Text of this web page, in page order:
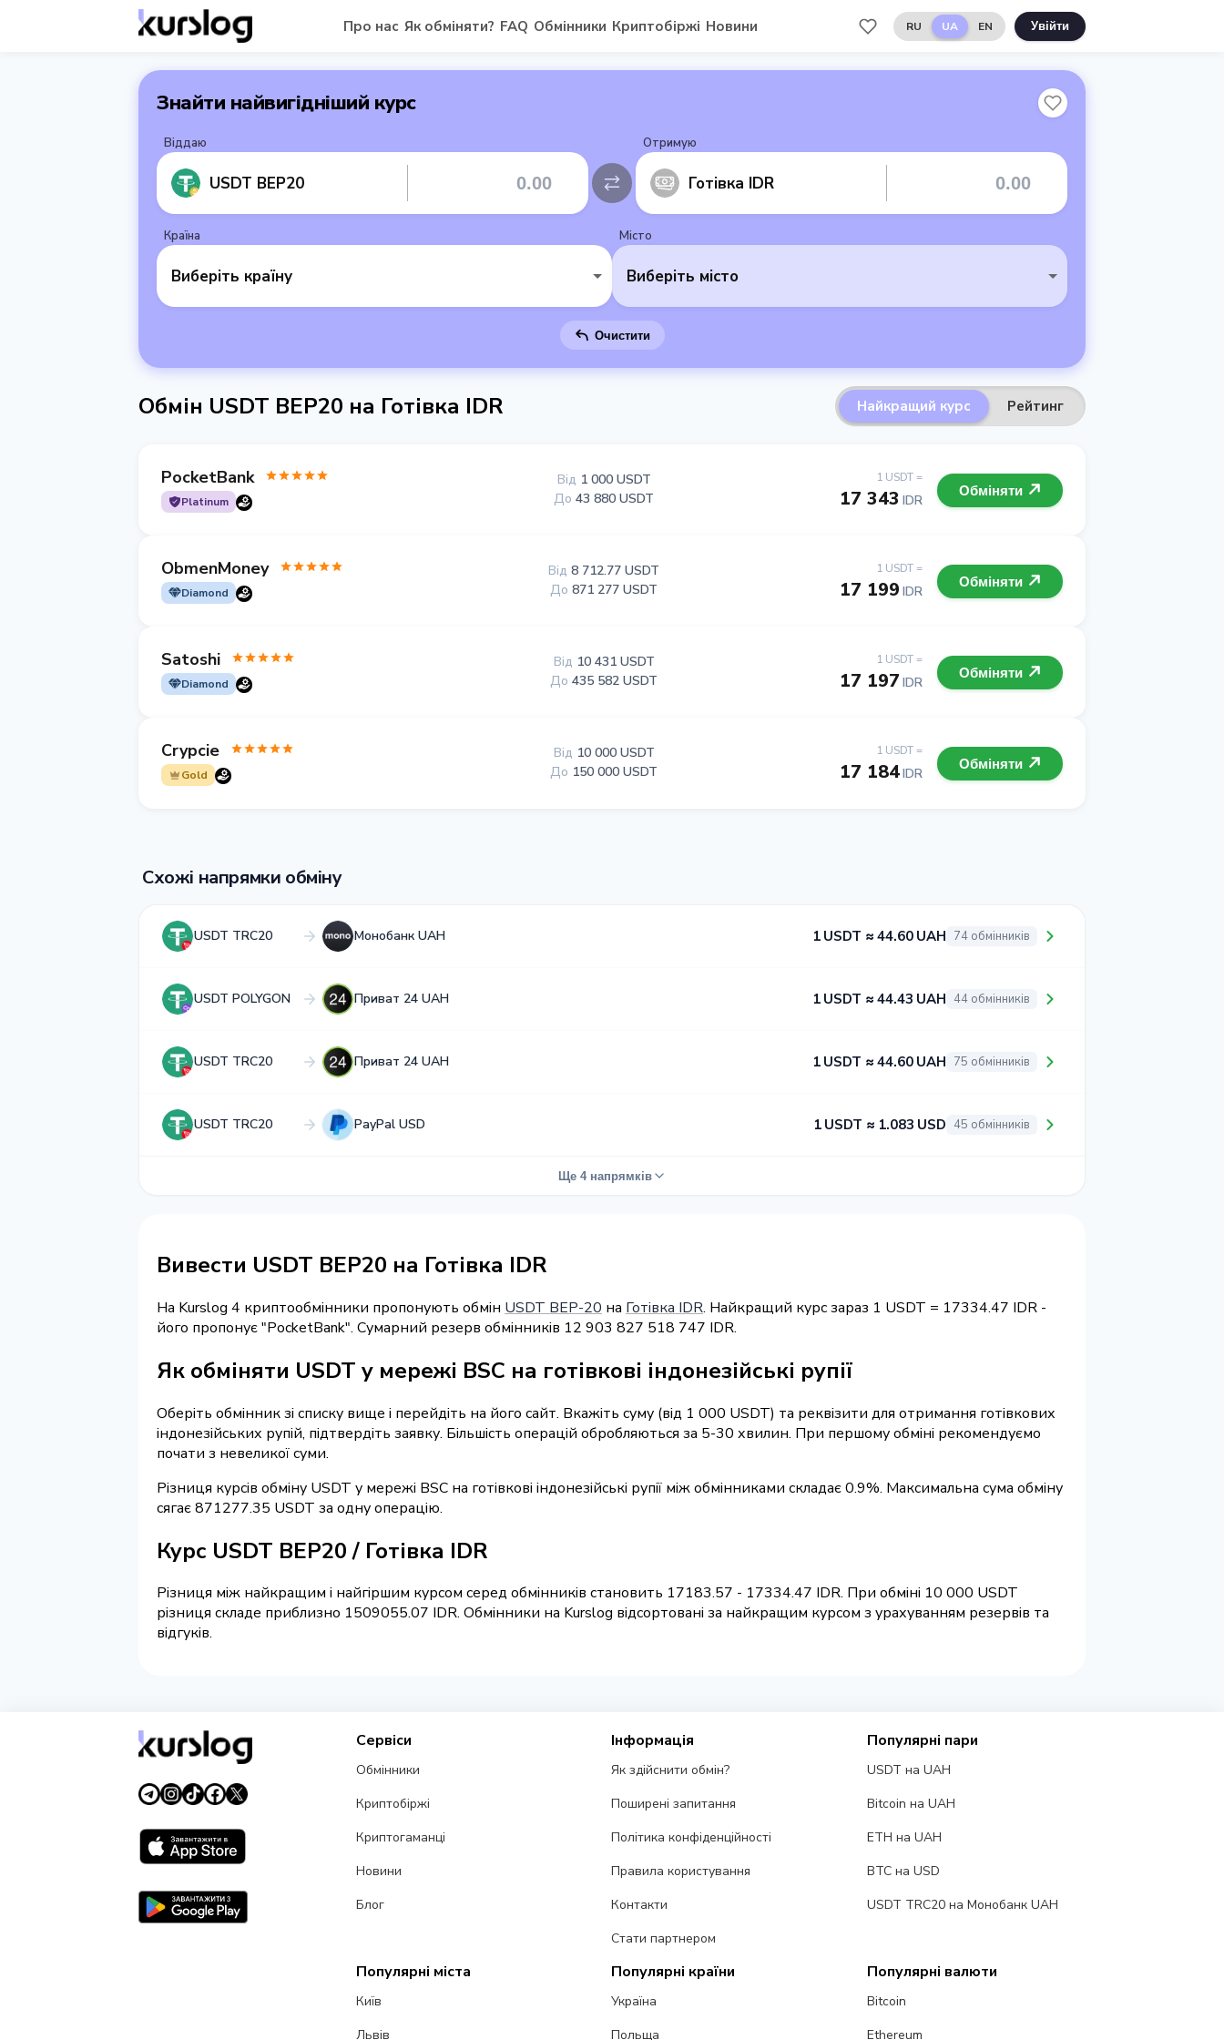
Про нас Як обміняти? FAQ Обмінники Криптобіржі Новини RU UA EN Увійти
Знайти найвигідніший курс
Віддаю
USDT BEP20
Отримую
Готівка IDR
Країна
Виберіть країну
Місто
Виберіть місто
Очистити
Обмін USDT BEP20 на Готівка IDR Найкращий курс Рейтинг
PocketBank
Platinum
1 USDT =
17 343 IDR
Від 1 000 USDT
До 43 880 USDT Обміняти
ObmenMoney
Diamond
1 USDT =
17 199 IDR
Від 8 712.77 USDT
До 871 277 USDT Обміняти
Satoshi
Diamond
1 USDT =
17 197 IDR
Від 10 431 USDT
До 435 582 USDT Обміняти
Crypcie
Gold
1 USDT =
17 184IDR
Від 10 000 USDT
До 150 000 USDT Обміняти
Схожі напрямки обміну
USDT TRC20 Монобанк UAH 1 USDT ≈ 44.60 UAH 74 обмінників
USDT POLYGON Приват 24 UAH 1 USDT ≈ 44.43 UAH 44 обмінників
USDT TRC20 Приват 24 UAH 1 USDT ≈ 44.60 UAH 75 обмінників
USDT TRC20 PayPal USD 1 USDT ≈ 1.083 USD 45 обмінників
Ще 4 напрямків
Вивести USDT BEP20 на Готівка IDR
На Kurslog 4 криптообмінники пропонують обмін USDT BEP-20 на Готівка IDR. Найкращий курс зараз 1 USDT = 17334.47 IDR -
його пропонує "PocketBank". Сумарний резерв обмінників 12 903 827 518 747 IDR.
Як обміняти USDT у мережі BSC на готівкові індонезійські рупії
Оберіть обмінник зі списку вище і перейдіть на його сайт. Вкажіть суму (від 1 000 USDT) та реквізити для отримання готівкових
індонезійських рупій, підтвердіть заявку. Більшість операцій обробляються за 5-30 хвилин. При першому обміні рекомендуємо
почати з невеликої суми.
Різниця курсів обміну USDT у мережі BSC на готівкові індонезійські рупії між обмінниками складає 0.9%. Максимальна сума обміну
сягає 871277.35 USDT за одну операцію.
Курс USDT BEP20 / Готівка IDR
Різниця між найкращим і найгіршим курсом серед обмінників становить 17183.57 - 17334.47 IDR. При обміні 10 000 USDT
різниця складе приблизно 1509055.07 IDR. Обмінники на Kurslog відсортовані за найкращим курсом з урахуванням резервів та
відгуків.
Сервіси
Обмінники
Криптобіржі
Криптогаманці
Новини
Блог
Інформація
Як здійснити обмін?
Поширені запитання
Політика конфіденційності
Правила користування
Контакти
Стати партнером
Популярні пари
USDT на UAH
Bitcoin на UAH
ETH на UAH
BTC на USD
USDT TRC20 на Монобанк UAH
Популярні міста
Київ
Львів
Популярні країни
Україна
Польща
Популярні валюти
Bitcoin
Ethereum